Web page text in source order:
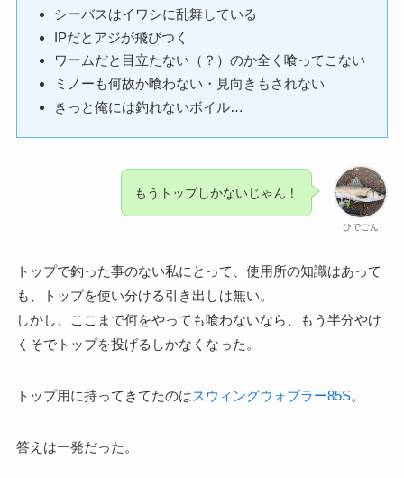
シーバスはイワシに乱舞している
IPだとアジが飛びつく
ワームだと目立たない（？）のか全く喰ってこない
ミノーも何故か喰わない・見向きもされない
きっと俺には釣れないボイル…
ひでごん
もうトップしかないじゃん！
トップで釣った事のない私にとって、使用所の知識はあって
も、トップを使い分ける引き出しは無い。
しかし、ここまで何をやっても喰わないなら、もう半分やけ
くそでトップを投げるしかなくなった。
トップ用に持ってきてたのはスウィングウォブラー85S。
答えは一発だった。